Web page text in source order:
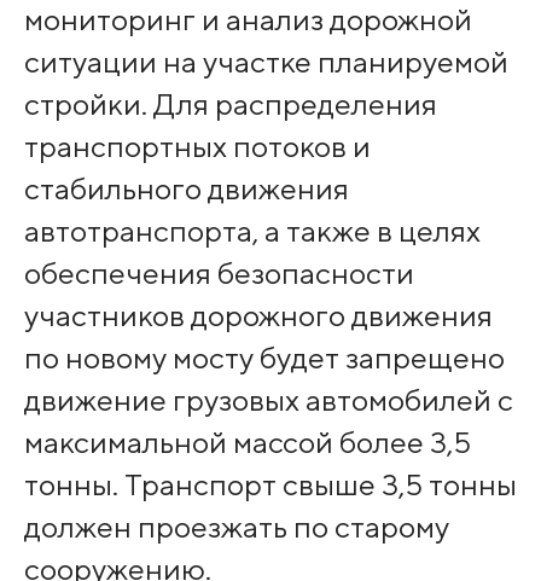
мониторинг и анализ дорожной
ситуации на участке планируемой
стройки. Для распределения
транспортных потоков и
стабильного движения
автотранспорта, а также в целях
обеспечения безопасности
участников дорожного движения
по новому мосту будет запрещено
движение грузовых автомобилей с
максимальной массой более 3,5
тонны. Транспорт свыше 3,5 тонны
должен проезжать по старому
сооружению.